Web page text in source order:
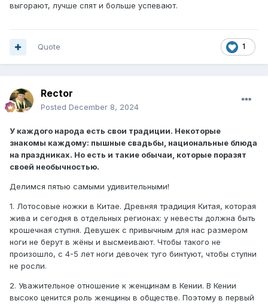
выгорают, лучше спят и больше успевают.
1
Quote
Rector
Posted December 8, 2024
У каждого народа есть свои традиции. Некоторые
знакомы каждому: пышные свадьбы, национальные блюда
на праздниках. Но есть и такие обычаи, которые поразят
своей необычностью.
Делимся пятью самыми удивительными!
1. Лотосовые ножки в Китае. Древняя традиция Китая, которая
жива и сегодня в отдельных регионах: у невесты должна быть
крошечная ступня. Девушек с привычным для нас размером
ноги не берут в жёны и высмеивают. Чтобы такого не
произошло, с 4-5 лет ноги девочек туго бинтуют, чтобы ступни
не росли.
2. Уважительное отношение к женщинам в Кении. В Кении
высоко ценится роль женщины в обществе. Поэтому в первый